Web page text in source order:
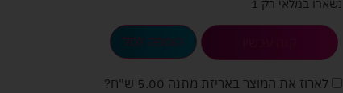
נשארו במלאי רק 1
הוספה לסל
לארוז את המוצר באריזת מתנה 5.00 ש"ח ?